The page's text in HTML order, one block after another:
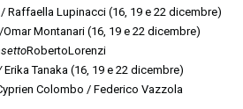
Raffaella Lupinacci (16, 19 e 22 dicembre)
Montanari (16, 19 e 22 dicembre)
RobertoLorenzi
Erika Tanaka (16, 19 e 22 dicembre)
Colombo / Federico Vazzola